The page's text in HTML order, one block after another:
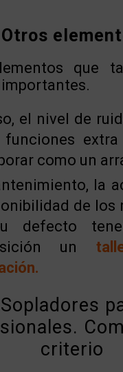
Otros
que
el nivel de
extra
como un
la
de los
defecto
un
Sopladores
criterio